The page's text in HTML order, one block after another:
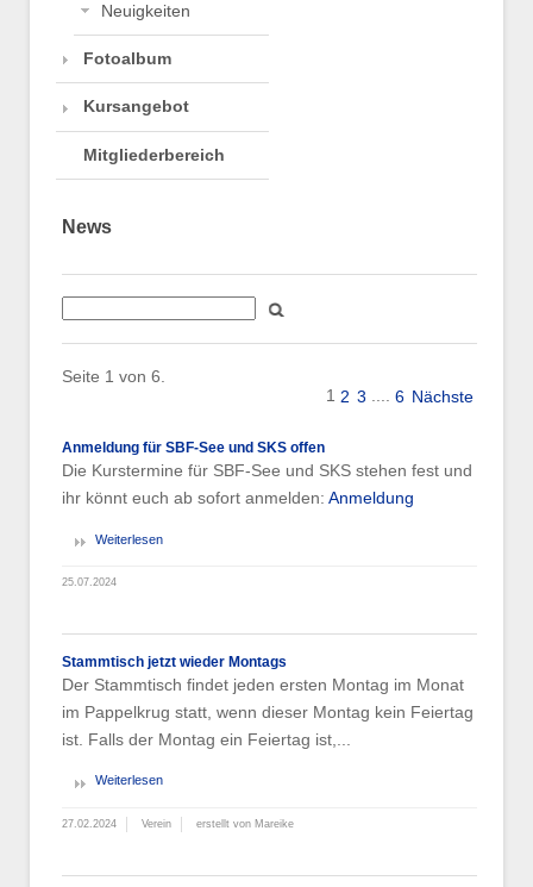
Neuigkeiten
Fotoalbum
Kursangebot
Mitgliederbereich
News
Seite 1 von 6.
1 2 3 .... 6 Nächste
Anmeldung für SBF-See und SKS offen
Die Kurstermine für SBF-See und SKS stehen fest und
ihr könnt euch ab sofort anmelden:Anmeldung
Weiterlesen
25.07.2024
Stammtisch jetzt wieder Montags
Der Stammtisch findet jeden ersten Montag im Monat
im Pappelkrug statt, wenn dieser Montag kein Feiertag
ist. Falls der Montag ein Feiertag ist,...
Weiterlesen
27.02.2024 Verein erstellt von Mareike